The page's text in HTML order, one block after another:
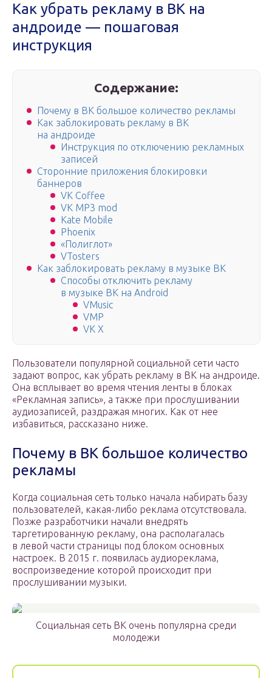
Как убрать рекламу в ВК на
андроиде — пошаговая
инструкция
Содержание:
Почему в ВК большое количество рекламы
Как заблокировать рекламу в ВК
на андроиде
Инструкция по отключению рекламных
записей
Сторонние приложения блокировки
баннеров
VK Coffee
VK MP3 mod
Kate Mobile
Phoenix
«Полиглот»
VTosters
Как заблокировать рекламу в музыке ВК
Способы отключить рекламу
в музыке ВК на Android
VMusic
VMP
VK X
Пользователи популярной социальной сети часто
задают вопрос, как убрать рекламу в ВК на андроиде.
Она всплывает во время чтения ленты в блоках
«Рекламная запись», а также при прослушивании
аудиозаписей, раздражая многих. Как от нее
избавиться, рассказано ниже.
Почему в ВК большое количество
рекламы
Когда социальная сеть только начала набирать базу
пользователей, какая-либо реклама отсутствовала.
Позже разработчики начали внедрять
таргетированную рекламу, она располагалась
в левой части страницы под блоком основных
настроек. В 2015 г. появилась аудиореклама,
воспроизведение которой происходит при
прослушивании музыки.
Социальная сеть ВК очень популярна среди
молодежи